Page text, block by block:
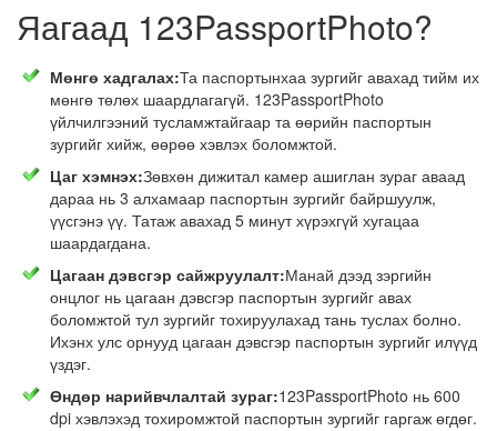
Яагаад 123PassportPhoto?
Мөнгө хадгалах:Та паспортынхаа зургийг авахад тийм их
мөнгө төлөх шаардлагагүй. 123PassportPhoto
үйлчилгээний тусламжтайгаар та өөрийн паспортын
зургийг хийж, өөрөө хэвлэх боломжтой.
Цаг хэмнэх:Зөвхөн дижитал камер ашиглан зураг аваад
дараа нь 3 алхамаар паспортын зургийг байршуулж,
үүсгэнэ үү. Татаж авахад 5 минут хүрэхгүй хугацаа
шаардагдана.
Цагаан дэвсгэр сайжруулалт:Манай дээд зэргийн
онцлог нь цагаан дэвсгэр паспортын зургийг авах
боломжтой тул зургийг тохируулахад тань туслах болно.
Ихэнх улс орнууд цагаан дэвсгэр паспортын зургийг илүүд
үздэг.
Өндөр нарийвчлалтай зураг:123PassportPhoto нь 600
dpi хэвлэхэд тохиромжтой паспортын зургийг гаргаж өгдөг.